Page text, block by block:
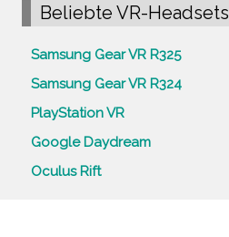
Beliebte VR-Headsets
Samsung Gear VR R325
Samsung Gear VR R324
PlayStation VR
Google Daydream
Oculus Rift